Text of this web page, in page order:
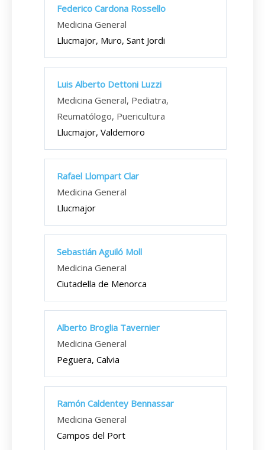
Federico Cardona Rossello
Medicina General
Llucmajor, Muro, Sant Jordi
Luis Alberto Dettoni Luzzi
Medicina General, Pediatra,
Reumatólogo, Puericultura
Llucmajor, Valdemoro
Rafael Llompart Clar
Medicina General
Llucmajor
Sebastián Aguiló Moll
Medicina General
Ciutadella de Menorca
Alberto Broglia Tavernier
Medicina General
Peguera, Calvia
Ramón Caldentey Bennassar
Medicina General
Campos del Port